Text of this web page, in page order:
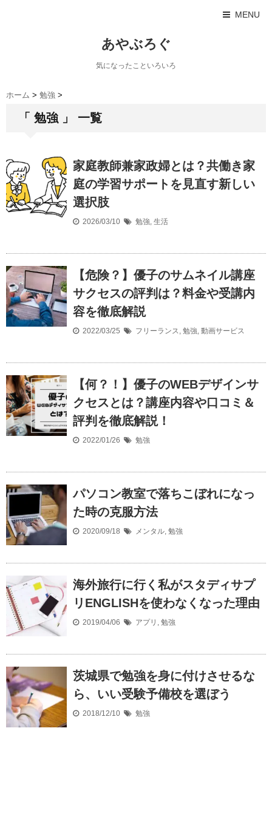
MENU
あやぶろぐ
気になったこといろいろ
ホーム > 勉強 >
「 勉強 」 一覧
家庭教師兼家政婦とは？共働き家
庭の学習サポートを見直す新しい
選択肢
2026/03/10 勉強, 生活
【危険？】優子のサムネイル講座
サクセスの評判は？料金や受講内
容を徹底解説
2022/03/25 フリーランス, 勉強, 動画サービス
【何？！】優子のWEBデザインサ
クセスとは？講座内容や口コミ＆
評判を徹底解説！
2022/01/26 勉強
パソコン教室で落ちこぼれになっ
た時の克服方法
2020/09/18 メンタル, 勉強
海外旅行に行く私がスタディサプ
リENGLISHを使わなくなった理由
2019/04/06 アプリ , 勉強
茨城県で勉強を身に付けさせるな
ら、いい受験予備校を選ぼう
2018/12/10 勉強